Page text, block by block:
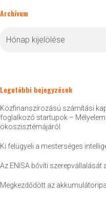
Archívum
Legutóbbi bejegyzések
Közfinanszírozású számítási
foglalkozó startupok –
ökoszisztémájáról
Ki felügyeli a mesterséges
Az ENISA bővíti szerepvállalását
Megkezdődött az